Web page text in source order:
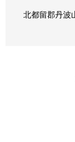
北都留郡丹波